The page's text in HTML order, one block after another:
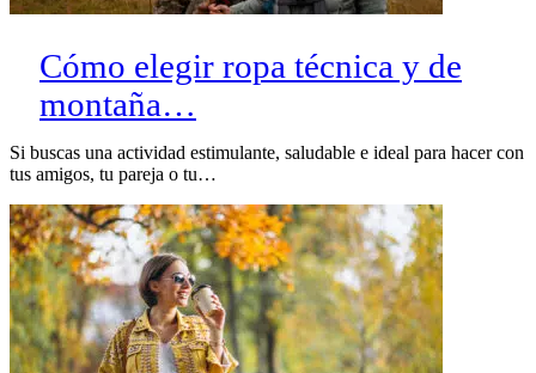
Cómo elegir ropa técnica y de
montaña…
Si buscas una actividad estimulante, saludable e ideal para hacer con
tus amigos, tu pareja o tu…